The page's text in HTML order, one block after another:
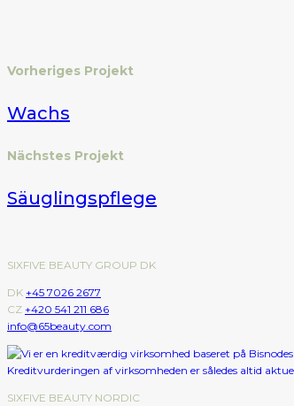
Vorheriges Projekt
Wachs
Nächstes Projekt
Säuglingspflege
SIXFIVE BEAUTY GROUP DK
DK +45 7026 2677
CZ +420 541 211 686
info@65beauty.com
SIXFIVE BEAUTY NORDIC